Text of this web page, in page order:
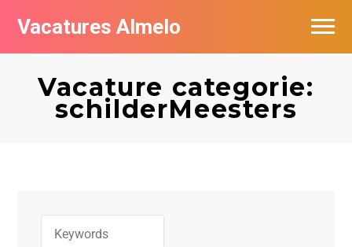
Vacatures Almelo
Vacature categorie:
schilderMeesters
Vacatures per bedrijf
De populairste vacatures in Almelo